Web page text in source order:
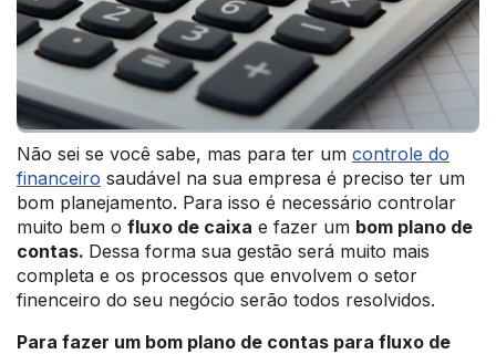
Não sei se você sabe, mas para ter um controle do
financeiro saudável na sua empresa é preciso ter um
bom planejamento. Para isso é necessário controlar
muito bem o fluxo de caixa e fazer um bom plano de
contas. Dessa forma sua gestão será muito mais
completa e os processos que envolvem o setor
finenceiro do seu negócio serão todos resolvidos.
Para fazer um bom plano de contas para fluxo de